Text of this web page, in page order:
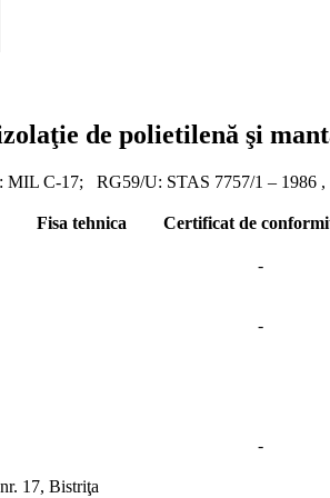
de polietilenă şi
MIL C-17; RG59/U: STAS 7757/1 – 1986
Fisa tehnica Certificat de
-
-
-
17, Bistriţa